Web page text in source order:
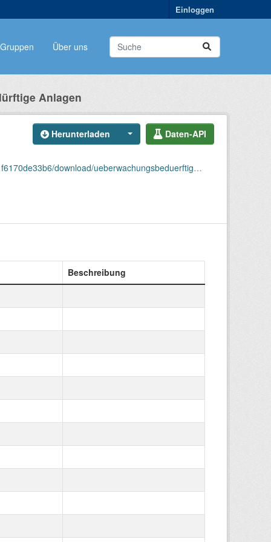
Einloggen
Gruppen Über uns
Anlagen
Herunterladen Daten-API
download/ueberwachungsbeduerftige_anlagen.csv
Beschreibung